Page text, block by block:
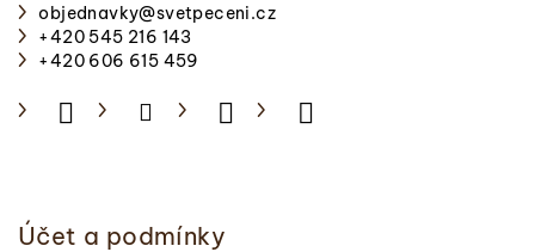
objednavky@svetpeceni.cz
+420 545 216 143
+420 606 615 459
Účet a podmínky